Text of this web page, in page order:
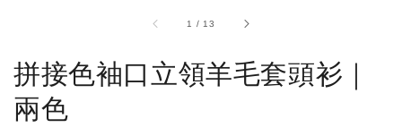
1 / 13
拼接色袖口立領羊毛套頭衫｜
兩色